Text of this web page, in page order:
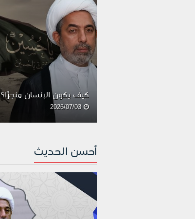
كيف يكون الإنسان منجزًا؟
2026/07/03
أحسن الحديث